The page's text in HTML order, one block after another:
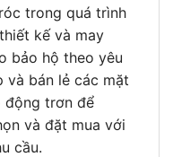
trong quá trình
kế và may
bảo hộ theo yêu
và bán lẻ các mặt
động trơn để
và đặt mua với
cầu.